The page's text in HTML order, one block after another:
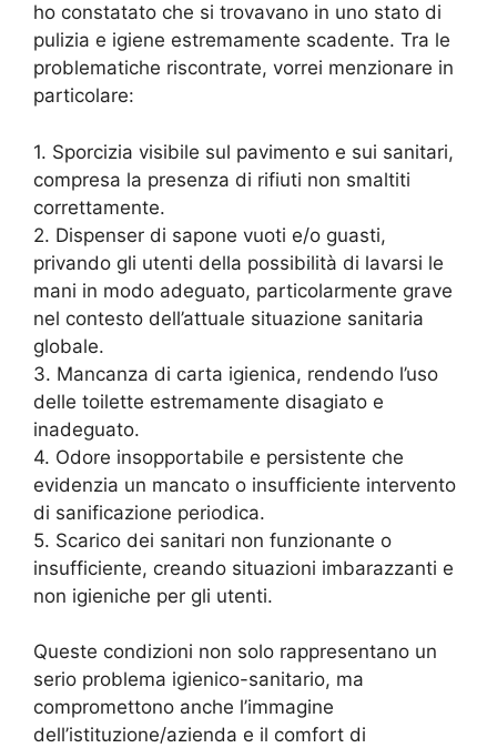
ho constatato che si trovavano in uno stato di
pulizia e igiene estremamente scadente. Tra le
problematiche riscontrate, vorrei menzionare in
particolare:
1. Sporcizia visibile sul pavimento e sui sanitari,
compresa la presenza di rifiuti non smaltiti
correttamente.
2. Dispenser di sapone vuoti e/o guasti,
privando gli utenti della possibilità di lavarsi le
mani in modo adeguato, particolarmente grave
nel contesto dell’attuale situazione sanitaria
globale.
3. Mancanza di carta igienica, rendendo l’uso
delle toilette estremamente disagiato e
inadeguato.
4. Odore insopportabile e persistente che
evidenzia un mancato o insufficiente intervento
di sanificazione periodica.
5. Scarico dei sanitari non funzionante o
insufficiente, creando situazioni imbarazzanti e
non igieniche per gli utenti.
Queste condizioni non solo rappresentano un
serio problema igienico-sanitario, ma
compromettono anche l’immagine
dell’istituzione/azienda e il comfort di